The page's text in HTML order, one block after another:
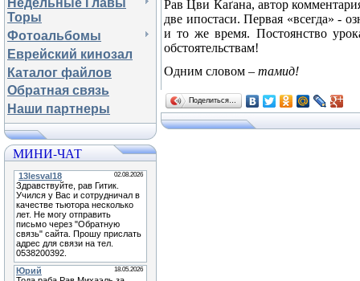
Недельные Главы
Торы
Фотоальбомы
Еврейский кинозал
Каталог файлов
Обратная связь
Наши партнеры
МИНИ-ЧАТ
Рав Цви Каґана, автор
две ипостаси. Первая «всегда» -
и то же время. Постоянство
обстоятельствам!
Одним словом – тамид!
Поделиться…